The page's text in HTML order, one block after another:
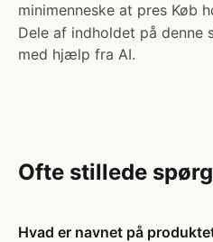
minimenneske at pres Køb
Dele af indholdet på denne
med hjælp fra AI.
Ofte stillede
Hvad er navnet på